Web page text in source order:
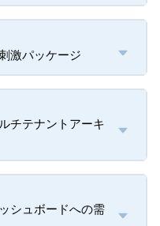
激パッケージ
チテナントアーキ
シュボードへの需